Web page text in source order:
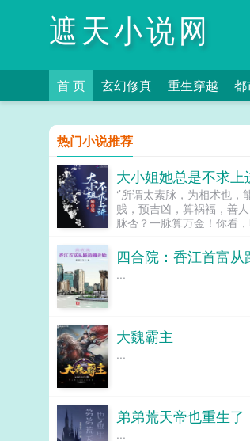
遮天小说网
首 页 玄幻修真 重生穿越 都
热门小说推荐
大小姐她总是不求上
‘’所谓太素脉，为相术也，
贱，预吉凶，算祸福，善
脉否？一脉算万金！你看
西的理想永远就是得过且过
间总有人甘当咸鱼不求上进
废物之事，让她来！可当一
的钱匣子求营业，秦流西不
麻烦一样！被大小姐揍得皮
的秦三公子大胆点，把感觉
大小姐鸡得自闭的秦小五大
...
大魏霸主
...
弟弟荒天帝也重生了
...